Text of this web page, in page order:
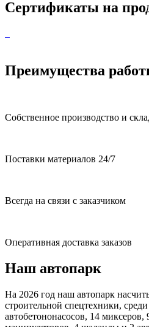
Сертификаты на
Преимущества
Собственное производство и
Поставки материалов 24/7
Всегда на связи с заказчиком
Оперативная доставка заказов
Наш автопарк
На 2026 год наш автопарк
строительной спецтехники,
автобетононасосов, 14 миксеров,